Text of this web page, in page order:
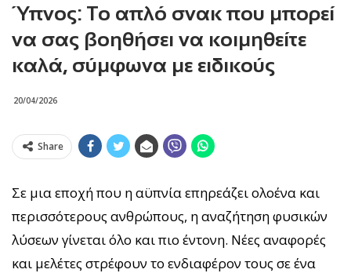
Ύπνος: Το απλό σνακ που μπορεί
να σας βοηθήσει να κοιμηθείτε
καλά, σύμφωνα με ειδικούς
20/04/2026
Share
Σε μια εποχή που η αϋπνία επηρεάζει ολοένα και
περισσότερους ανθρώπους, η αναζήτηση φυσικών
λύσεων γίνεται όλο και πιο έντονη. Νέες αναφορές
και μελέτες στρέφουν το ενδιαφέρον τους σε ένα